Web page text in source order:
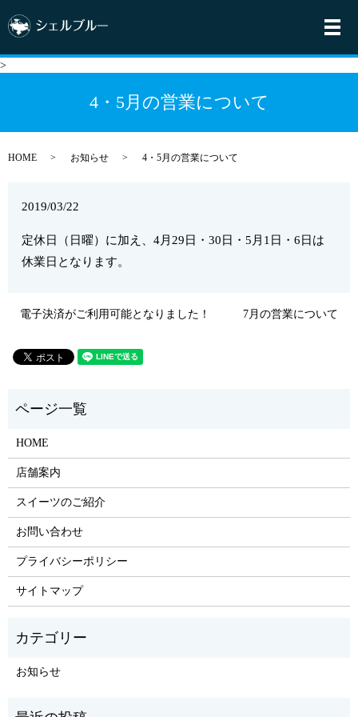
メ
>
4・5月の営業について
HOME お知らせ 4・5月の営業について
2019/03/22
定休日（日曜）に加え、4月29日・30日・5月1日・6日は
休業日となります。
電子決済がご利用可能となりました！ 7月の営業について
HOME
店舗案内
スイーツのご紹介
お問い合わせ
プライバシーポリシー
サイトマップ
お知らせ